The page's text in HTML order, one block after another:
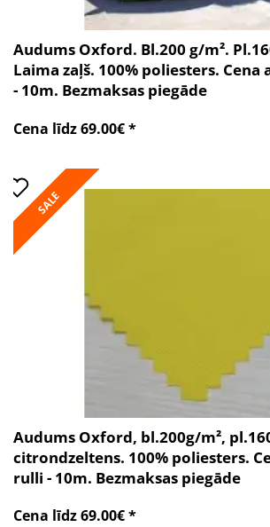
Audums Oxford. Bl.200 g/m².
Laima zaļš. 100% poliesters. Cena
- 10m. Bezmaksas piegāde
Cena līdz 69.00€ *
SALE
Audums Oxford, bl.200g/m²,
citrondzeltens. 100% poliesters.
rulli - 10m. Bezmaksas piegāde
Cena līdz 69.00€ *